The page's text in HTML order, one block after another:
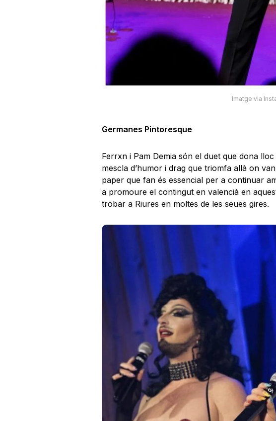
Imatge via
Germanes Pintoresque
Ferrxn i Pam Demia són el duet que dona
mescla d’humor i drag que triomfa allà on
paper que fan és essencial per a continuar
a promoure el contingut en valencià en
trobar a Riures en moltes de les seues gires.